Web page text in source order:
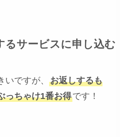
るサービスに申し込む
いですが、お返しするも
っちゃけ1番お得です！